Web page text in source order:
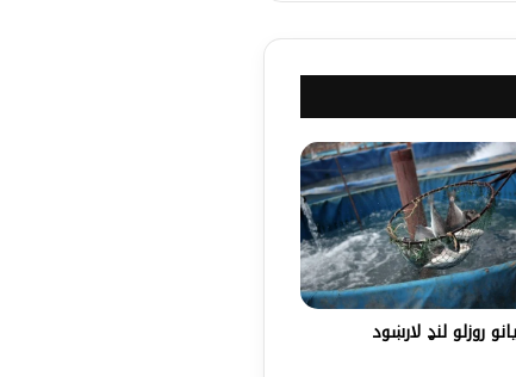
روزلو لنډ لارښود